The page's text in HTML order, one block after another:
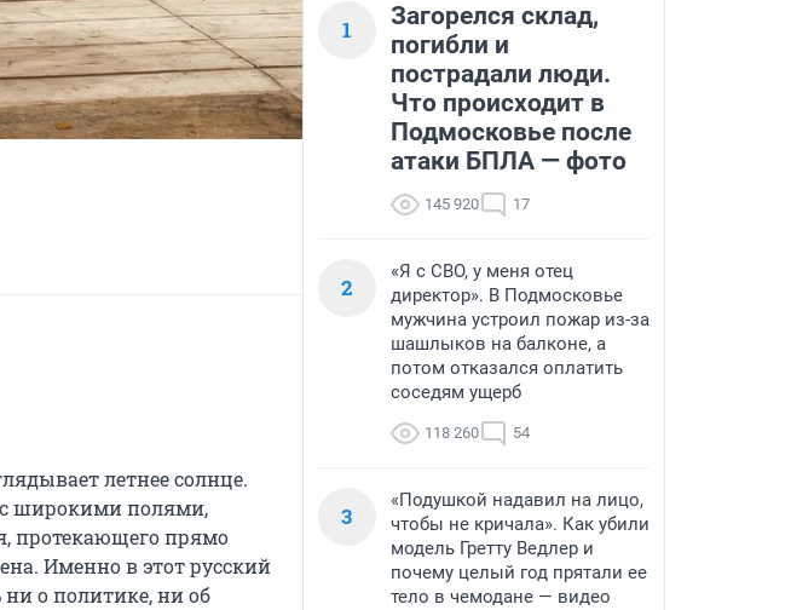
летнее солнце.
широкими полями,
протекающего прямо
Именно в этот русский
о политике, ни об
1
Загорелся склад,
погибли и
пострадали люди.
Что происходит в
Подмосковье после
атаки БПЛА — фото
145 920 17
2
«Я с СВО, у меня отец
директор». В Подмосковье
мужчина устроил пожар из-за
шашлыков на балконе, а
потом отказался оплатить
соседям ущерб
118 260 54
3
«Подушкой надавил на лицо,
чтобы не кричала». Как убили
модель Гретту Ведлер и
почему целый год прятали ее
тело в чемодане — видео